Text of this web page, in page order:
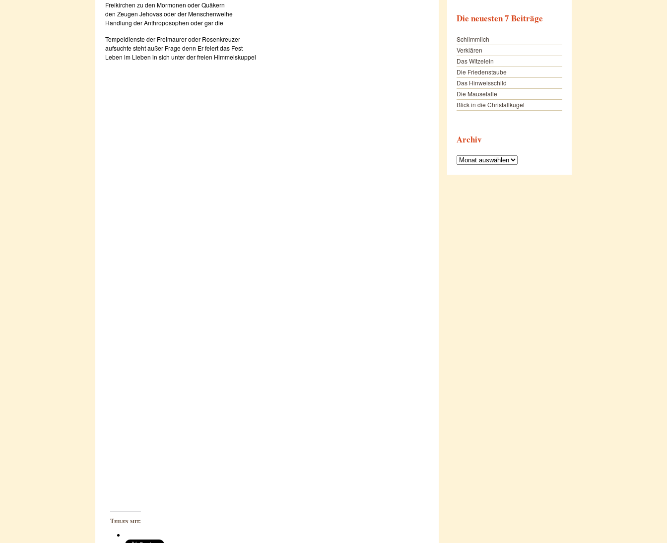
Freikirchen zu den Mormonen oder Quäkern
den Zeugen Jehovas oder der Menschenweihe
Handlung der Anthroposophen oder gar die
Tempeldienste der Freimaurer oder Rosenkreuzer
aufsuchte steht außer Frage denn Er feiert das Fest
Leben im Lieben in sich unter der freien Himmelskuppel
Teilen mit:
Die neuesten 7 Beiträge
Schlimmlich
Verklären
Das Witzelein
Die Friedenstaube
Das Hinweisschild
Die Mausefalle
Blick in die Christallkugel
Archiv
Archiv